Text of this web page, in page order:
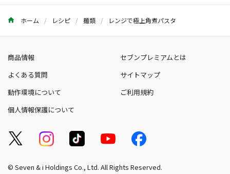
ホーム レシピ 麺類 レンジで極上角煮パスタ
商品情報
セブンプレミアムとは
よくある質問
サイトマップ
動作環境について
ご利用規約
個人情報保護について
© Seven & i Holdings Co., Ltd. All Rights Reserved.